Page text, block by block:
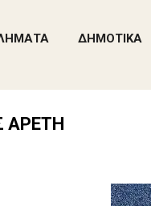
ΔΗΜΟΤΙΚΑ
ΑΡΕΤΗ